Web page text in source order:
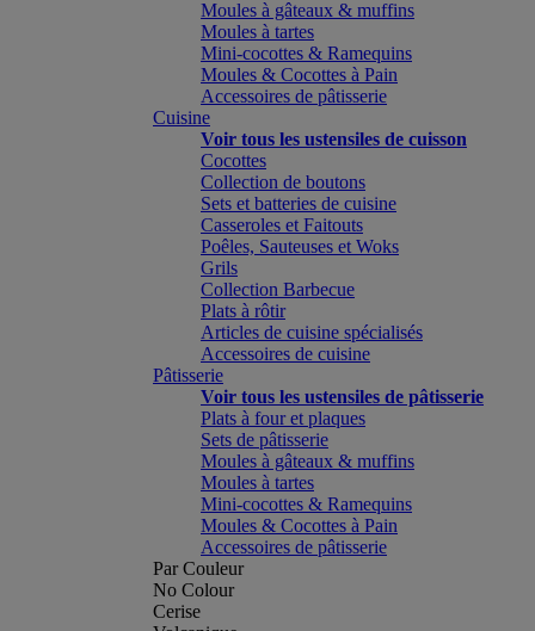
Moules à gâteaux & muffins
Moules à tartes
Mini-cocottes & Ramequins
Moules & Cocottes à Pain
Accessoires de pâtisserie
Cuisine
Voir tous les ustensiles de cuisson
Cocottes
Collection de boutons
Sets et batteries de cuisine
Casseroles et Faitouts
Poêles, Sauteuses et Woks
Grils
Collection Barbecue
Plats à rôtir
Articles de cuisine spécialisés
Accessoires de cuisine
Pâtisserie
Voir tous les ustensiles de pâtisserie
Plats à four et plaques
Sets de pâtisserie
Moules à gâteaux & muffins
Moules à tartes
Mini-cocottes & Ramequins
Moules & Cocottes à Pain
Accessoires de pâtisserie
Par Couleur
No Colour
Cerise